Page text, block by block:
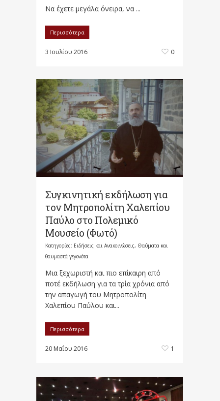
Να έχετε μεγάλα όνειρα, να ...
Περισσότερα
3 Ιουλίου 2016 0
Συγκινητική εκδήλωση για
τον Μητροπολίτη Χαλεπίου
Παύλο στο Πολεμικό
Μουσείο (Φωτό)
Κατηγορίες: Ειδήσεις και Ανακοινώσεις, Θαύματα και
θαυμαστά γεγονότα
Μια ξεχωριστή και πιο επίκαιρη από
ποτέ εκδήλωση για τα τρία χρόνια από
την απαγωγή του Μητροπολίτη
Χαλεπίου Παύλου και...
Περισσότερα
20 Μαΐου 2016 1